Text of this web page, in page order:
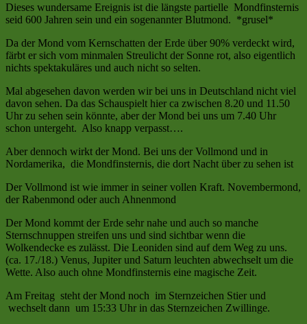
Dieses wundersame Ereignis ist die längste partielle Mondfinsternis
seid 600 Jahren sein und ein sogenannter Blutmond. *grusel*
Da der Mond vom Kernschatten der Erde über 90% verdeckt wird,
färbt er sich vom minmalen Streulicht der Sonne rot, also eigentlich
nichts spektakuläres und auch nicht so selten.
Mal abgesehen davon werden wir bei uns in Deutschland nicht viel
davon sehen. Da das Schauspielt hier ca zwischen 8.20 und 11.50
Uhr zu sehen sein könnte, aber der Mond bei uns um 7.40 Uhr
schon untergeht. Also knapp verpasst….
Aber dennoch wirkt der Mond. Bei uns der Vollmond und in
Nordamerika, die Mondfinsternis, die dort Nacht über zu sehen ist
Der Vollmond ist wie immer in seiner vollen Kraft. Novembermond,
der Rabenmond oder auch Ahnenmond
Der Mond kommt der Erde sehr nahe und auch so manche
Sternschnuppen streifen uns und sind sichtbar wenn die
Wolkendecke es zulässt. Die Leoniden sind auf dem Weg zu uns.
(ca. 17./18.) Venus, Jupiter und Saturn leuchten abwechselt um die
Wette. Also auch ohne Mondfinsternis eine magische Zeit.
Am Freitag steht der Mond noch im Sternzeichen Stier und
wechselt dann um 15:33 Uhr in das Sternzeichen Zwillinge.